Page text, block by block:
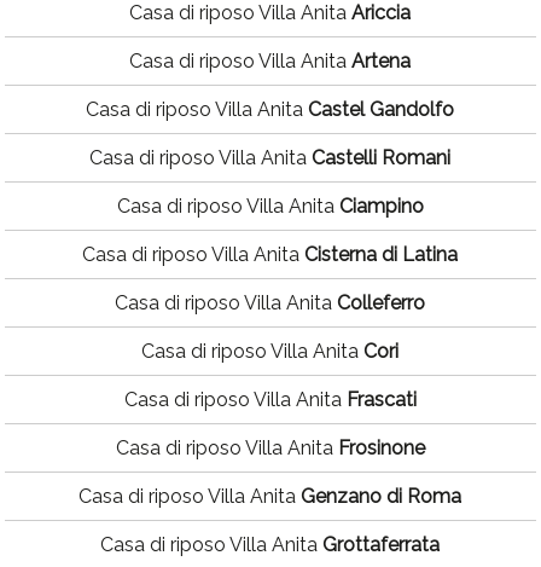
Casa di riposo Villa AnitaAriccia
Casa di riposo Villa AnitaArtena
Casa di riposo Villa AnitaCastel Gandolfo
Casa di riposo Villa AnitaCastelli Romani
Casa di riposo Villa Anita Ciampino
Casa di riposo Villa AnitaCisterna di Latina
Casa di riposo Villa AnitaColleferro
Casa di riposo Villa AnitaCori
Casa di riposo Villa Anita Frascati
Casa di riposo Villa Anita Frosinone
Casa di riposo Villa AnitaGenzano di Roma
Casa di riposo Villa AnitaGrottaferrata